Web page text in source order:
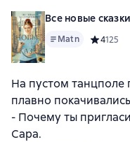
Все новые сказки
Matn Средний
4125
На пустом танцполе
плавно
- Почему ты
Сара.